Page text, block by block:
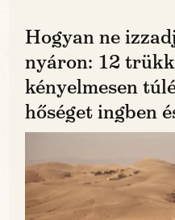
Hogyan ne
nyáron: 12
kényelmesen
hőséget ingben